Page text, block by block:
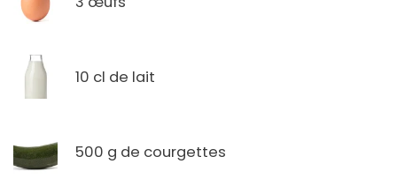
10 cl de lait
500 g de courgettes